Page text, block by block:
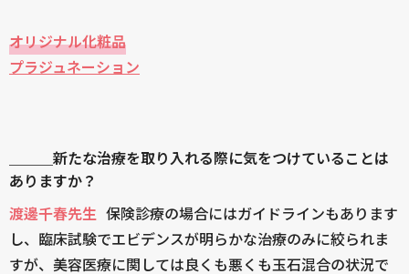
オリジナル化粧品
プラジュネーション
＿＿＿新たな治療を取り入れる際に気をつけていることは
ありますか？
渡邊千春先生 保険診療の場合にはガイドラインもあります
し、臨床試験でエビデンスが明らかな治療のみに絞られま
すが、美容医療に関しては良くも悪くも玉石混合の状況で